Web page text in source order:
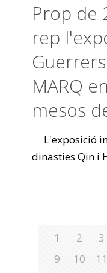
Prop de
rep
MARQ
mesos
L'exposició
dinasties Qin i
1 2 3
9
10 11